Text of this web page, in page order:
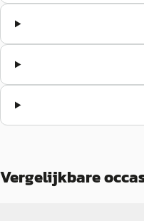
Vergelijkbare